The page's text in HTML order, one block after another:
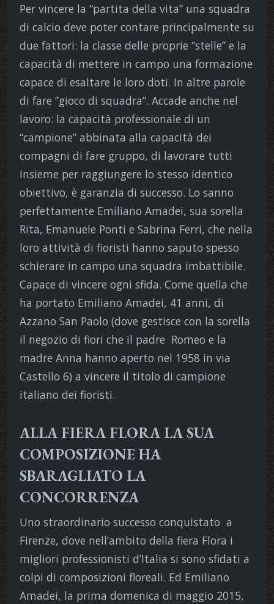
Per vincere la “partita della vita” una squadra
di calcio deve poter contare principalmente su
due fattori: la classe delle proprie “stelle” e la
capacità di mettere in campo una formazione
capace di esaltare le loro doti. In altre parole
di fare “gioco di squadra”. Accade anche nel
lavoro: la capacità professionale di un
“campione” abbinata alla capacità dei
compagni di fare gruppo, di lavorare tutti
insieme per raggiungere lo stesso identico
obiettivo, è garanzia di successo. Lo sanno
perfettamente Emiliano Amadei, sua sorella
Rita, Emanuele Ponti e Sabrina Ferri, che nella
loro attività di fioristi hanno saputo spesso
schierare in campo una squadra imbattibile.
Capace di vincere ogni sfida. Come quella che
ha portato Emiliano Amadei, 41 anni, di
Azzano San Paolo (dove gestisce con la sorella
il negozio di fiori che il padre Romeo e la
madre Anna hanno aperto nel 1958 in via
Castello 6) a vincere il titolo di campione
italiano dei fioristi.
ALLA FIERA FLORA LA SUA
COMPOSIZIONE HA
SBARAGLIATO LA
CONCORRENZA
Uno straordinario successo conquistato a
Firenze, dove nell’ambito della fiera Flora i
migliori professionisti d’Italia si sono sfidati a
colpi di composizioni floreali. Ed Emiliano
Amadei, la prima domenica di maggio 2015,